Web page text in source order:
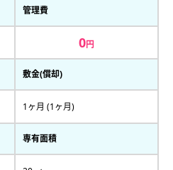
管理費
0円
敷金(償却)
1ヶ月 (1ヶ月)
専有面積